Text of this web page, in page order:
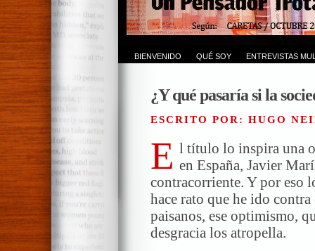
BIENVENIDO QUÉ SOY ENTREVISTAS
¿Y qué pasaría si la
ESCRITO POR: HUGO
E l título lo inspira una
en España, Javier
contracorriente. Y por eso
hace rato que he ido
paisanos, ese optimismo,
desgracia los atropella.